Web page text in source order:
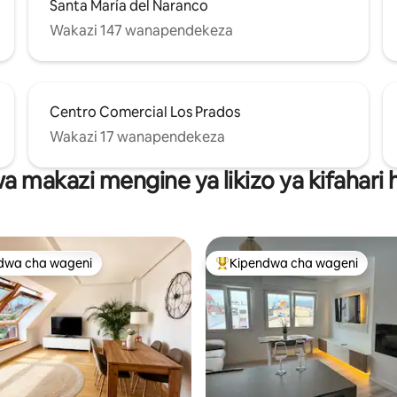
Santa María del Naranco
Wakazi 147 wanapendekeza
Centro Comercial Los Prados
Wakazi 17 wanapendekeza
makazi mengine ya likizo ya kifahari
maarufu cha wageni
cha wageni Kipendwa maarufu cha wageni
Kipendwa cha wageni